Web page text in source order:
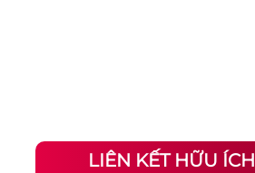
LIÊN KẾT HỮU ÍCH